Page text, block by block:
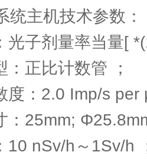
统主机技术参数：
光子剂量率当量[
正比计数管 ；
度：2.0 Imp/s per
：25mm;
10 nSv/h～1Sv/h